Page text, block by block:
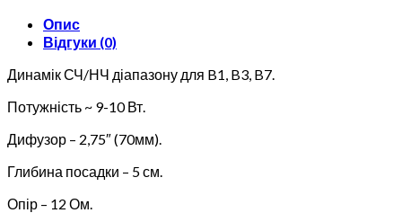
Edifier
B1,
B7
Опис
Відгуки (0)
Динамік СЧ/НЧ діапазону для B1, B3, B7.
Потужність ~ 9-10 Вт.
Дифузор – 2,75″ (70мм).
Глибина посадки – 5 см.
Опір – 12 Ом.